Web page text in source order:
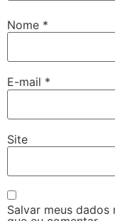
Nome *
E-mail *
Site
Salvar meus